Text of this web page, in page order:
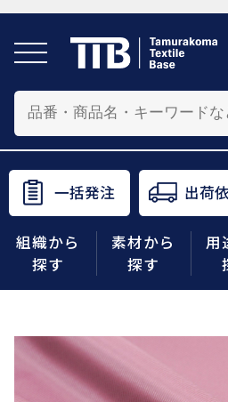
一括発注 出荷
組織から
探す
素材から
探す
用
商品をさがす
組織から探す
素材から探す
カートへ
配送先を追加する
商品を投入する配送先を選択